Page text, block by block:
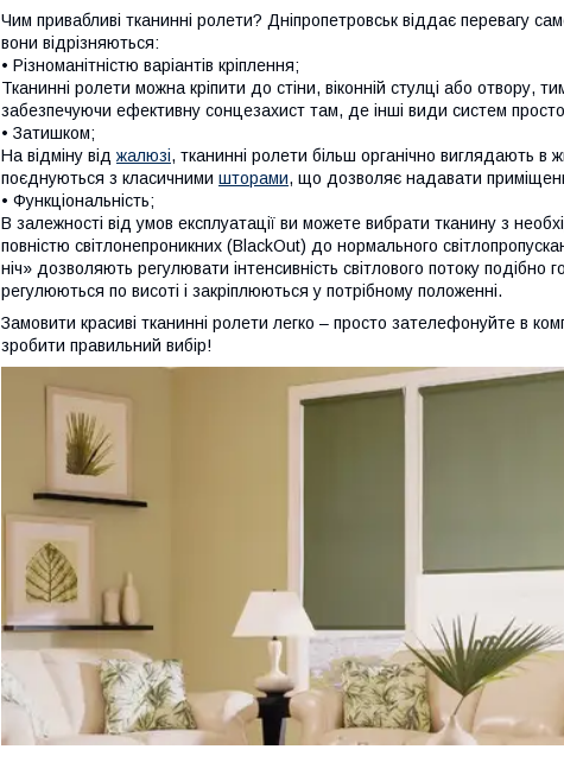
Чим привабливі тканинні ролети? Дніпропетровськ віддає перевагу
вони відрізняються:
• Різноманітністю варіантів кріплення;
Тканинні ролети можна кріпити до стіни, віконній стулці або отвору,
забезпечуючи ефективну сонцезахист там, де інші види систем
• Затишком;
На відміну від жалюзі, тканинні ролети більш органічно виглядають
поєднуються з класичними шторами, що дозволяє надавати
• Функціональність;
В залежності від умов експлуатації ви можете вибрати тканину з
повністю світлонепроникних (BlackOut) до нормального
ніч» дозволяють регулювати інтенсивність світлового потоку
регулюються по висоті і закріплюються у потрібному положенні.
Замовити красиві тканинні ролети легко – просто зателефонуйте в
зробити правильний вибір!